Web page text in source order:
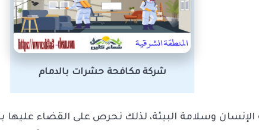
شركة مكافحة حشرات بالدمام
وسلامة البيئة، لذلك نحرص على القضاء